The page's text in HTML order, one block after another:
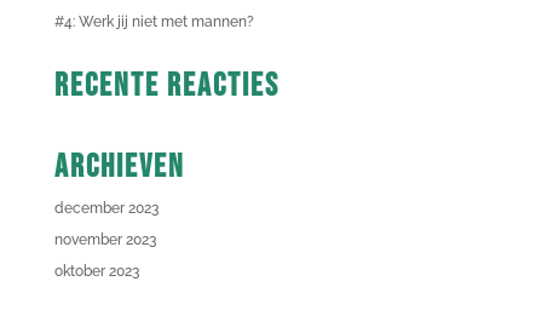
#4: Werk jij niet met mannen?
Recente reacties
Archieven
december 2023
november 2023
oktober 2023